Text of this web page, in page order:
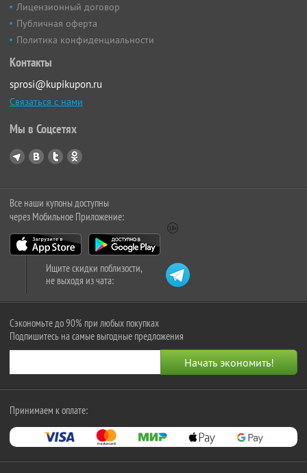
Лицензионный договор
Публичная оферта
Политика конфиденциальности
Контакты
sprosi@kupikupon.ru
Связаться с нами
Мы в Соцсетях
Все наши купоны доступны
через Мобильное Приложение:
Ищите скидки поблизости,
не выходя из чата:
Сэкономьте до 90% при любых покупках
Подпишитесь на самые выгодные предложения
Принимаем к оплате: